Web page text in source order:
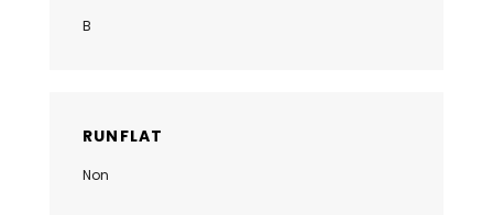
B
RUNFLAT
Non